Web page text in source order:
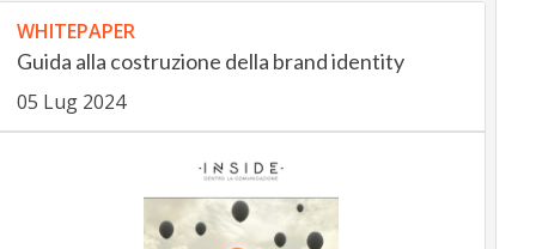
WHITEPAPER
Guida alla costruzione della brand identity
05 Lug 2024